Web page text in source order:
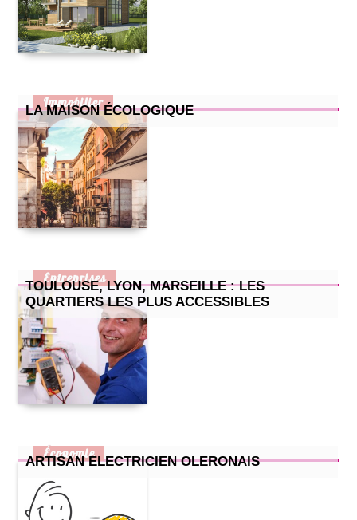
LA MAISON ÉCOLOGIQUE
Immobilier
TOULOUSE, LYON, MARSEILLE : LES
QUARTIERS LES PLUS ACCESSIBLES
Entreprises
ARTISAN ELECTRICIEN OLERONAIS
Économie